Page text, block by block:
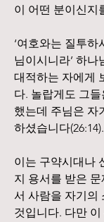
이 어떤 분이신지
‘여호와는 질투
님이시니라’ 하
대적하는 자에게
다. 놀랍게도 그
했는데 주님은 자
하셨습니다(26:14).
이는 구약시대나
지 용서를 받은
서 사람을 자기의
것입니다. 다만